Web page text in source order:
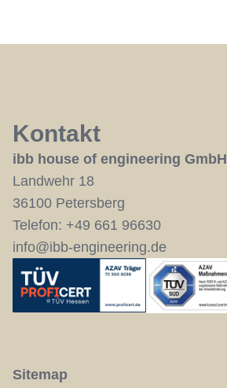
Kontakt
ibb house of engineering GmbH
Landwehr 18
36100 Petersberg
Telefon: +49 661 96630
info@ibb-engineering.de
Sitemap